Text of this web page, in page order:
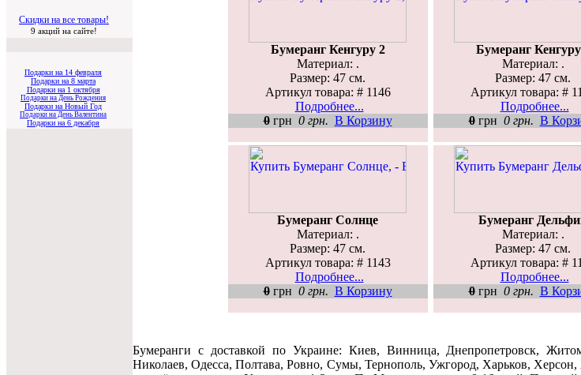
Скидки на все товары!
9 акций на сайте!
Подарки на 14 февраля
Подарки на 8 марта
Подарки на 1 октября
Подарки на День Рождения
Подарки на Новый Год
Подарки на День Валентина
Подарки на 6 декабря
Бумеранг Кенгуру 2
Материал: .
Размер: 47 см.
Артикул товара: # 1146
Подробнее...
0грн 0 грн. В Корзину
Бумеранг
Материал: .
Размер: 47 см.
Артикул товара: #
Подробнее...
0грн 0 грн. В
Бумеранг Солнце
Материал: .
Размер: 47 см.
Артикул товара: # 1143
Подробнее...
0грн 0 грн. В Корзину
Бумеранг
Материал: .
Размер: 47 см.
Артикул товара: #
Подробнее...
0грн 0 грн. В
Бумеранги c доставкой по Украине: Киев, Винница, Днепропетровск,
Николаев, Одесса, Полтава, Ровно, Сумы, Тернополь, Ужгород, Харьков,